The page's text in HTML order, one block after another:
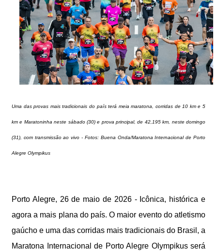
Uma das provas mais tradicionais do país terá meia maratona, corridas de 10 km e 5
km e Maratoninha neste sábado (30) e prova principal, de 42,195 km, neste domingo
(31), com transmissão ao vivo - Fotos: Buena Onda/Maratona Internacional de Porto
Alegre Olympikus
Porto Alegre, 26 de maio de 2026 - Icônica, histórica e
agora a mais plana do país. O maior evento do atletismo
gaúcho e uma das corridas mais tradicionais do Brasil, a
Maratona Internacional de Porto Alegre Olympikus será